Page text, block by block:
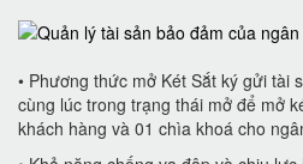
• Phương thức mở Két Sắt ký gửi tài
cùng lúc trong trạng thái mở để mở
khách hàng và 01 chìa khoá cho